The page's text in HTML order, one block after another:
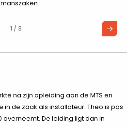
1 / 3
na zijn opleiding aan de MTS en
in de zaak als installateur. Theo is pas
overneemt. De leiding ligt dan in